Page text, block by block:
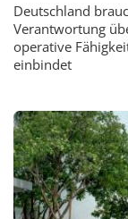
Deutschland
Verantwortung
operative
einbindet